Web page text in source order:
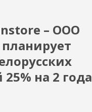
– ООО
на 2 года